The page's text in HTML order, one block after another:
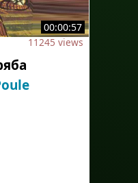
00:00:57
11245 views